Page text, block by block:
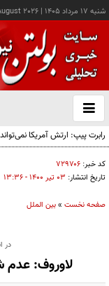
شنبه ۱۷ مرداد ۱۴۰۵ |
2026
باز
و
رابرت پیپ: ارتش آمریکا نمی‌تواند
کد خبر: ۷۲۹۷۰۶
تاریخ انتشار: ۰۳ تير ۱۴۰۰ - ۱۳:۳۶
صفحه نخست »بین الملل
در
لاوروف: عدم